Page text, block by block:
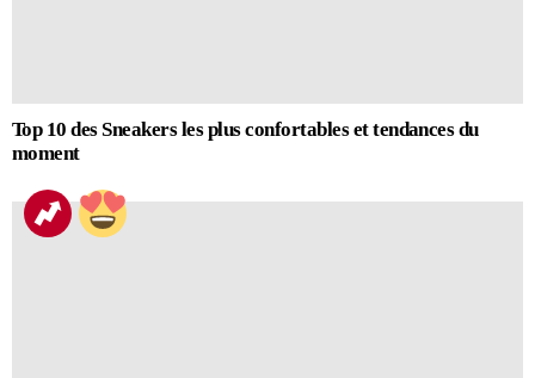
Top 10 des Sneakers les plus confortables et tendances du
moment